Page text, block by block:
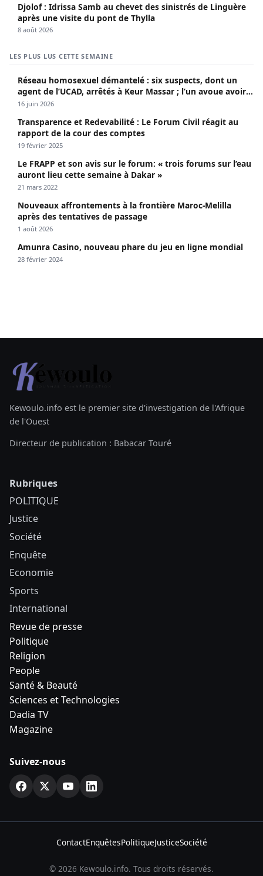
Djolof : Idrissa Samb au chevet des sinistrés de Linguère
après une visite du pont de Thylla
8 août 2026
LES PLUS LUS CETTE SEMAINE
Réseau homosexuel démantelé : six suspects, dont un
agent de l’UCAD, arrêtés à Keur Massar ; l’un avoue avoir
propagé le VIH depuis 2018
16 juin 2026
Transparence et Redevabilité : Le Forum Civil réagit au
rapport de la cour des comptes
19 février 2025
Le FRAPP et son avis sur le forum: « trois forums sur l’eau
auront lieu cette semaine à Dakar »
21 mars 2022
Nouveaux affrontements à la frontière Maroc-Melilla
après des tentatives de passage
1 août 2026
Amunra Casino, nouveau phare du jeu en ligne mondial
28 février 2024
Kewoulo.info est le premier site d'investigation de l'Afrique
de l'Ouest
Directeur de publication : Babacar Touré
Rubriques
POLITIQUE
Justice
Société
Enquête
Economie
Sports
International
Revue de presse
Politique
Religion
People
Santé & Beauté
Sciences et Technologies
Dadia TV
Magazine
Suivez-nous
ContactEnquêtesPolitiqueJusticeSociété
© 2026 Kewoulo.info. Tous droits réservés.